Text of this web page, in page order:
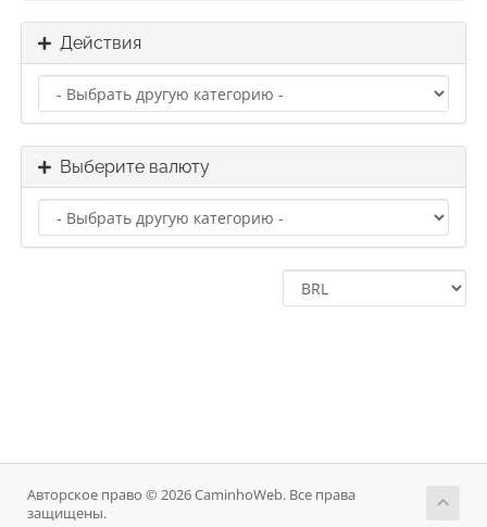
Действия
Выберите валюту
Авторское право © 2026 CaminhoWeb. Все права
защищены.